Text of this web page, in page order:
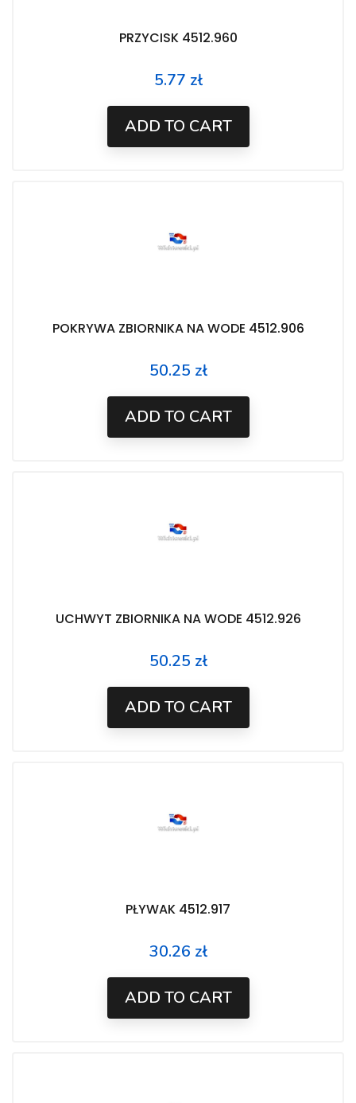
PRZYCISK 4512.960
Price
5.77 zł
ADD TO CART
POKRYWA ZBIORNIKA NA WODE 4512.906
Price
50.25 zł
ADD TO CART
UCHWYT ZBIORNIKA NA WODE 4512.926
Price
50.25 zł
ADD TO CART
PŁYWAK 4512.917
Price
30.26 zł
ADD TO CART